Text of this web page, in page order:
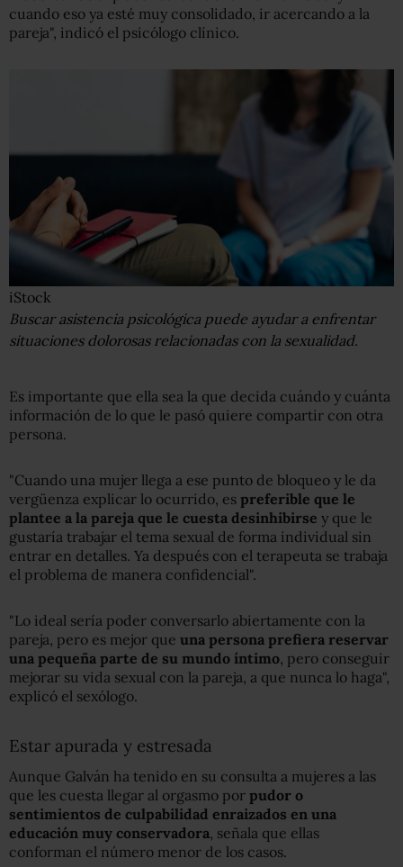
cuando eso ya esté muy consolidado, ir acercando a la
pareja", indicó el psicólogo clínico.
iStock
Buscar asistencia psicológica puede ayudar a enfrentar
situaciones dolorosas relacionadas con la sexualidad.
Es importante que ella sea la que decida cuándo y cuánta
información de lo que le pasó quiere compartir con otra
persona.
"Cuando una mujer llega a ese punto de bloqueo y le da
vergüenza explicar lo ocurrido, es preferible que le
plantee a la pareja que le cuesta desinhibirse y que le
gustaría trabajar el tema sexual de forma individual sin
entrar en detalles. Ya después con el terapeuta se trabaja
el problema de manera confidencial".
"Lo ideal sería poder conversarlo abiertamente con la
pareja, pero es mejor que una persona prefiera reservar
una pequeña parte de su mundo íntimo, pero conseguir
mejorar su vida sexual con la pareja, a que nunca lo haga",
explicó el sexólogo.
Estar apurada y estresada
Aunque Galván ha tenido en su consulta a mujeres a las
que les cuesta llegar al orgasmo por pudor o
sentimientos de culpabilidad enraizados en una
educación muy conservadora, señala que ellas
conforman el número menor de los casos.